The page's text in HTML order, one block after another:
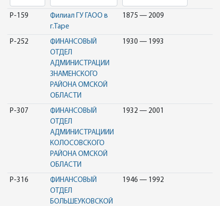
Р-159
Филиал ГУ ГАОО в
г.Таре
1875 — 2009
Р-252
ФИНАНСОВЫЙ
ОТДЕЛ
АДМИНИСТРАЦИИ
ЗНАМЕНСКОГО
РАЙОНА ОМСКОЙ
ОБЛАСТИ
1930 — 1993
Р-307
ФИНАНСОВЫЙ
ОТДЕЛ
АДМИНИСТРАЦИИИ
КОЛОСОВСКОГО
РАЙОНА ОМСКОЙ
ОБЛАСТИ
1932 — 2001
Р-316
ФИНАНСОВЫЙ
ОТДЕЛ
БОЛЬШЕУКОВСКОЙ
1946 — 1992